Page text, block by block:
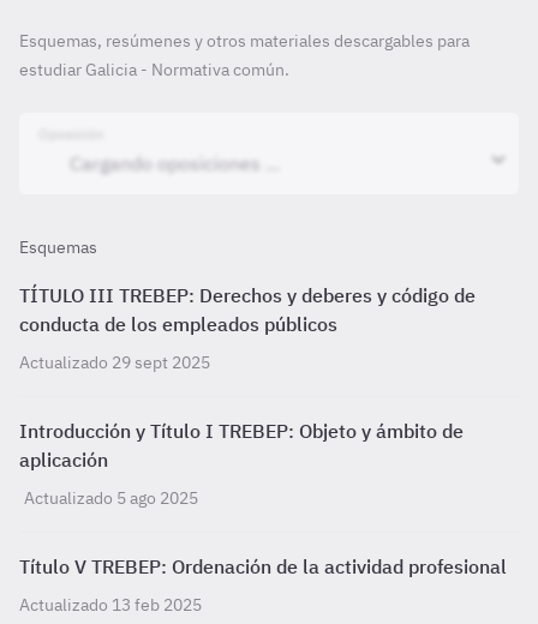
Esquemas, resúmenes y otros materiales descargables para
estudiar Galicia - Normativa común.
Esquemas
TÍTULO III TREBEP: Derechos y deberes y código de
conducta de los empleados públicos
Actualizado 29 sept 2025
Introducción y Título I TREBEP: Objeto y ámbito de
aplicación
Actualizado 5 ago 2025
Título V TREBEP: Ordenación de la actividad profesional
Actualizado 13 feb 2025